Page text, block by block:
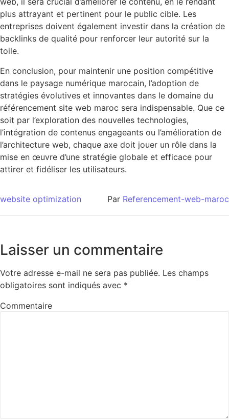
plus attrayant et pertinent pour le public cible. Les
entreprises doivent également investir dans la création de
backlinks de qualité pour renforcer leur autorité sur la
toile.
En conclusion, pour maintenir une position compétitive
dans le paysage numérique marocain, l’adoption de
stratégies évolutives et innovantes dans le domaine du
référencement site web maroc sera indispensable. Que ce
soit par l’exploration des nouvelles technologies,
l’intégration de contenus engageants ou l’amélioration de
l’architecture web, chaque axe doit jouer un rôle dans la
mise en œuvre d’une stratégie globale et efficace pour
attirer et fidéliser les utilisateurs.
website optimization Par Referencement-web-maroc
Laisser un commentaire
Votre adresse e-mail ne sera pas publiée. Les champs
obligatoires sont indiqués avec *
Commentaire